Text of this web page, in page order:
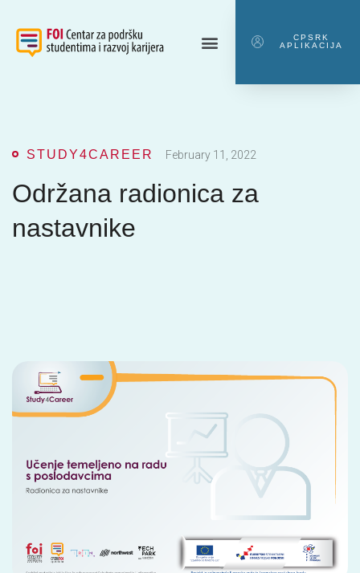
CPSRK
APLIKACIJA
STUDY4CAREER February 11, 2022
Održana radionica za
nastavnike